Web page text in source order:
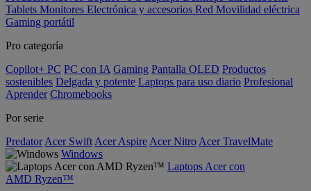
Tablets Monitores Electrónica y accesorios Red Movilidad eléctrica
Gaming portátil
Pro categoría
Copilot+ PC PC con IA Gaming Pantalla OLED Productos
sostenibles Delgada y potente Laptops para uso diario Profesional
Aprender Chromebooks
Por serie
Predator Acer Swift Acer Aspire Acer Nitro Acer TravelMate
Windows
Laptops Acer con
AMD Ryzen™